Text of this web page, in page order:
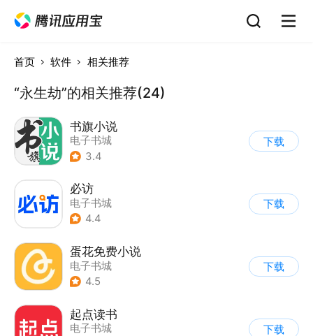
首页 软件 相关推荐
“永生劫”的相关推荐(24)
书旗小说
电子书城
3.4
下载
必访
电子书城
4.4
下载
蛋花免费小说
电子书城
4.5
下载
起点读书
电子书城
下载